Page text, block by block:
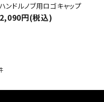
ハンドルノブ用ロゴキャップ
2,090円(税込)